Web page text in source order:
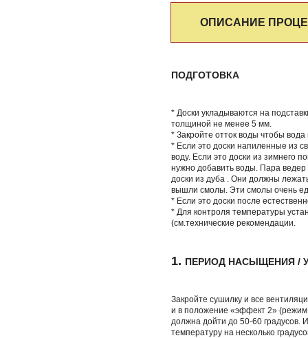
ОПИСАНИЕ
ПОДГОТОВКА
* Доски укладываются на
толщиной не менее 5 мм.
* Закройте отток воды чтобы
* Если это доски напиленные из
воду. Если это доски из зимнего
нужно добавить воды. Пара
доски из дуба . Они должны
вышли смолы. Эти смолы очень
* Если это доски после
* Для контроля температуры
(см.технические рекомендации.
1. ПЕРИОД НАСЫЩЕНИЯ /
Закройте сушилку и все
и в положение «эффект 2» (режим
должна дойти до 50-60
температуру на несколько